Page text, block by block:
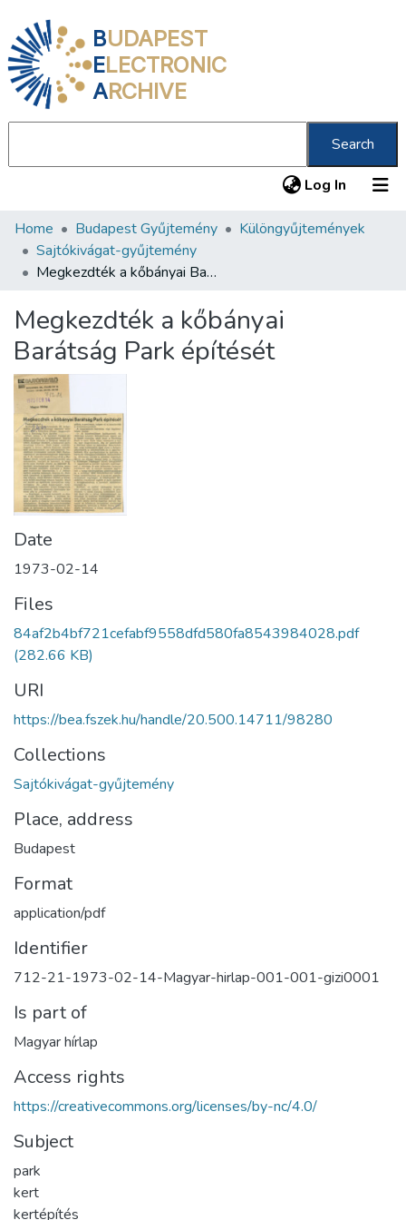
BUDAPEST
ELECTRONIC
ARCHIVE
Search
Log In (current)
Communities & Collections
All of DSpace
About us
Home Budapest Gyűjtemény
Különgyűjtemények
Sajtókivágat-gyűjtemény
Megkezdték a kőbányai Barátság Park építését
Megkezdték a kőbányai
Barátság Park építését
Date
1973-02-14
Files
84af2b4bf721cefabf9558dfd580fa8543984028.pdf
(282.66 KB)
URI
https://bea.fszek.hu/handle/20.500.14711/98280
Collections
Sajtókivágat-gyűjtemény
Place, address
Budapest
Format
application/pdf
Identifier
712-21-1973-02-14-Magyar-hirlap-001-001-gizi0001
Is part of
Magyar hírlap
Access rights
https://creativecommons.org/licenses/by-nc/4.0/
Subject
park
kert
kertépítés